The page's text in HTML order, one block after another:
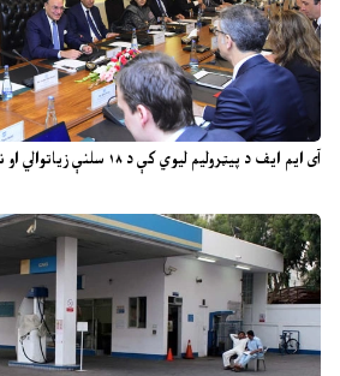
آی ایم ایف د پیټرولیم لیوي کې د ۱۸ سلنې زیاتوالي او نوو مالیو سپارښتنه کړې